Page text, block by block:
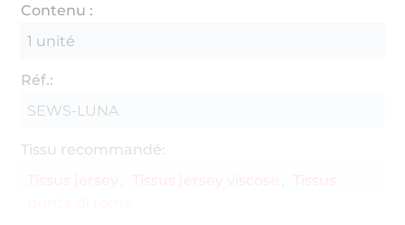
Contenu :
1 unité
Réf.:
SEWS-LUNA
Tissu recommandé: